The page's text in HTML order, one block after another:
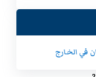
في الخارج